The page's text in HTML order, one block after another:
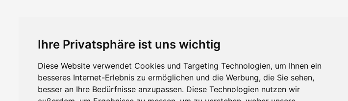
Ihre Privatsphäre ist uns wichtig
Diese Website verwendet Cookies und Targeting Technologien, um Ihnen ein
besseres Internet-Erlebnis zu ermöglichen und die Werbung, die Sie sehen,
besser an Ihre Bedürfnisse anzupassen. Diese Technologien nutzen wir